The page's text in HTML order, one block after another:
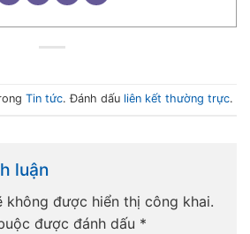
Tin tức. Đánh dấu liên kết thường trực.
luận
không được hiển thị công khai.
được đánh dấu *